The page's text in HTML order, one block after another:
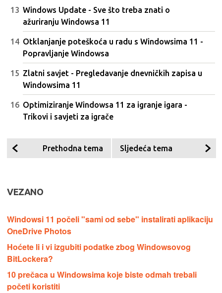
Windows Update - Sve što treba znati o
ažuriranju Windowsa 11
Otklanjanje poteškoća u radu s Windowsima 11 -
Popravljanje Windowsa
Zlatni savjet - Pregledavanje dnevničkih zapisa u
Windowsima 11
Optimiziranje Windowsa 11 za igranje igara -
Trikovi i savjeti za igrače
Prethodna tema Sljedeća tema
VEZANO
Windowsi 11 počeli "sami od sebe" instalirati aplikaciju
OneDrive Photos
Hoćete li i vi izgubiti podatke zbog Windowsovog
BitLockera?
10 prečaca u Windowsima koje biste odmah trebali
početi koristiti